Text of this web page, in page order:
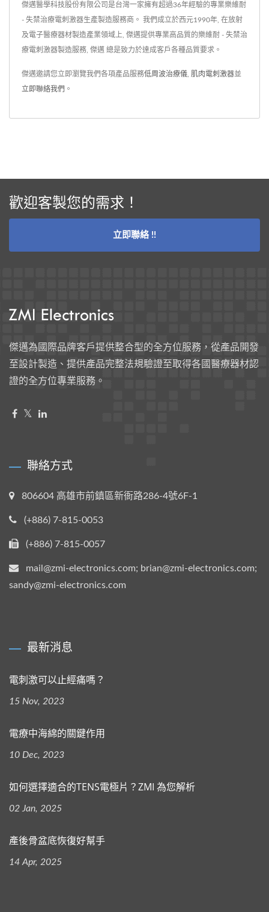
傑邁醫學科技股份有限公司是台灣一家擁有超過36年經驗的專業樂維耐
- 失禁治療電刺激器生產製造服務商。 我們成立於西元1990年, 在放射
及電子醫療器材製造產業領域上, 傑邁提供專業高品質的樂維耐 - 失禁治
療電刺激器製造服務, 傑邁 總是致力於達成客戶各種品質要求。
傑邁邀請您立即瀏覽我們各項產品服務低周波治療儀 肌肉電刺激器並
立即聯絡我們 。
歡迎客製您的需求！
立即聯絡 !!
傑邁為國際品牌客戶提供整合型的全方位服務，從產品開發
至設計製造、提供產品完整法規驗證至取得各國醫療器材認
證的全方位專業服務。
聯絡方式
806604 高雄市前鎮區新衙路286-4號6F-1
(+886) 7-815-0053
(+886) 7-815-0057
mail@zmi-electronics.com; brian@zmi-electronics.com;
sandy@zmi-electronics.com
最新消息
電刺激可以止經痛嗎？
15 Nov, 2023
電療中海綿的關鍵作用
10 Dec, 2023
如何選擇適合的TENS電極片？ZMI 為您解析
02 Jan, 2025
產後骨盆底恢復好幫手
14 Apr, 2025